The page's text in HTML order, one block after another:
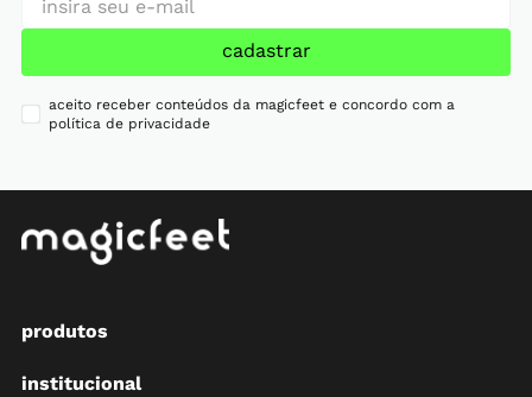
cadastrar
aceito receber conteúdos da magicfeet e concordo com a
política de privacidade
produtos
institucional